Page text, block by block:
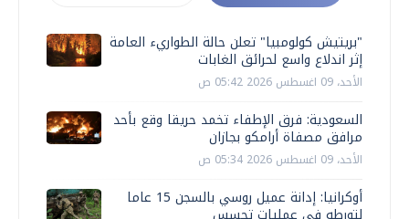
"بريتيش كولومبيا" تعلن حالة الطواريء العامة
إثر اندلاع واسع لحرائق الغابات
الأحد، 09 اغسطس 2026 05:42 ص
السعودية: فرق الإطفاء تخمد حريقا وقع بأحد
مرافق مصفاة أرامكو بجازان
الأحد، 09 اغسطس 2026 05:34 ص
أوكرانيا: إدانة عميل روسي بالسجن 15 عاما